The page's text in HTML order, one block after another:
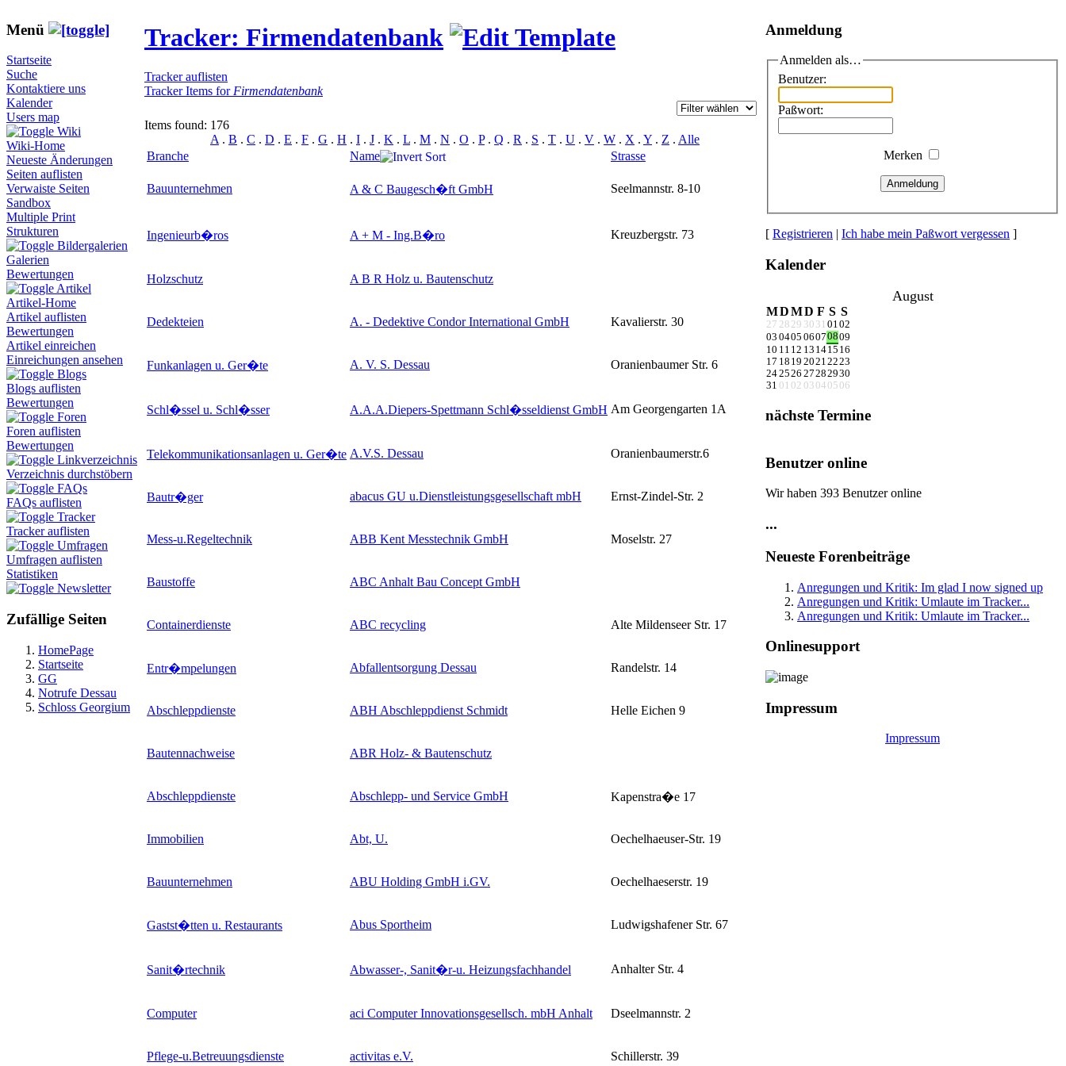
Menü
Startseite
Suche
Kontaktiere uns
Kalender
Users map
Wiki
Wiki-Home
Neueste Änderungen
Seiten auflisten
Verwaiste Seiten
Sandbox
Multiple Print
Strukturen
Bildergalerien
Galerien
Bewertungen
Artikel
Artikel-Home
Artikel auflisten
Bewertungen
Artikel einreichen
Einreichungen ansehen
Blogs
Blogs auflisten
Bewertungen
Foren
Foren auflisten
Bewertungen
Linkverzeichnis
Verzeichnis durchstöbern
FAQs
FAQs auflisten
Tracker
Tracker auflisten
Umfragen
Umfragen auflisten
Statistiken
Newsletter
Zufällige Seiten
HomePage
Startseite
GG
Notrufe Dessau
Schloss Georgium
Tracker: Firmendatenbank
Tracker auflisten
Tracker Items for Firmendatenbank
Items found: 176
A . B . C . D . E . F . G . H . I . J . K . L . M . N . O . P. Q . R . S . T . U . V . W . X . Y . Z . Alle
Branche
Name Strasse
Bauunternehmen A & C Baugesch�ft GmbH Seelmannstr. 8-10
Ingenieurb�ros A + M - Ing.B�ro Kreuzbergstr. 73
Holzschutz A B R Holz u. Bautenschutz
Dedekteien A. - Dedektive Condor International GmbH Kavalierstr. 30
Funkanlagen u. Ger�te A. V. S. Dessau Oranienbaumer Str. 6
Schl�ssel u. Schl�sser A.A.A.Diepers-Spettmann Schl�sseldienst GmbH Am Georgengarten 1A
Telekommunikationsanlagen u. Ger�te A.V.S. Dessau Oranienbaumerstr.6
Bautr�ger abacus GU u.Dienstleistungsgesellschaft mbH Ernst-Zindel-Str. 2
Mess-u.Regeltechnik ABB Kent Messtechnik GmbH Moselstr. 27
Baustoffe ABC Anhalt Bau Concept GmbH
Containerdienste ABC recycling Alte Mildenseer Str. 17
Entr�mpelungen Abfallentsorgung Dessau Randelstr. 14
Abschleppdienste ABH Abschleppdienst Schmidt Helle Eichen 9
Bautennachweise ABR Holz- & Bautenschutz
Abschleppdienste Abschlepp- und Service GmbH Kapenstra�e 17
Immobilien Abt, U. Oechelhaeuser-Str. 19
Bauunternehmen ABU Holding GmbH i.GV. Oechelhaeserstr. 19
Gastst�tten u. Restaurants Abus Sportheim Ludwigshafener Str. 67
Sanit�rtechnik Abwasser-, Sanit�r-u. Heizungsfachhandel Anhalter Str. 4
Computer aci Computer Innovationsgesellsch. mbH Anhalt Dseelmannstr. 2
Pflege-u.Betreuungsdienste activitas e.V. Schillerstr. 39
Anmeldung
Anmelden als…
Benutzer:
Paßwort:
Merken
Anmeldung
[ Registrieren | Ich habe mein Paßwort vergessen ]
Kalender
August
MDMD F S S
27 28 29 30 31 0102
03 0405 06070809
10 11 12 13 1415 16
17 18 19 20212223
242526 27282930
31 01 02 03 04 05 06
nächste Termine
Benutzer online
Wir haben 393 Benutzer online
...
Neueste Forenbeiträge
Anregungen und Kritik: Im glad I now signed up
Anregungen und Kritik: Umlaute im Tracker...
Anregungen und Kritik: Umlaute im Tracker...
Onlinesupport
Impressum
Impressum